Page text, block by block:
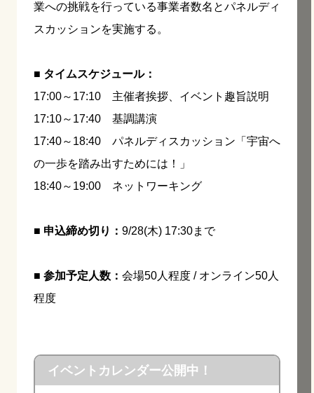
業への挑戦を行っている事業者数名とパネルディ
スカッションを実施する。
■ タイムスケジュール：
17:00～17:10 主催者挨拶、イベント趣旨説明
17:10～17:40 基調講演
17:40～18:40 パネルディスカッション「宇宙へ
の一歩を踏み出すためには！」
18:40～19:00 ネットワーキング
■ 申込締め切り： 9/28(木) 17:30まで
■ 参加予定人数： 会場50人程度 / オンライン50人
程度
イベントカレンダー公開中！